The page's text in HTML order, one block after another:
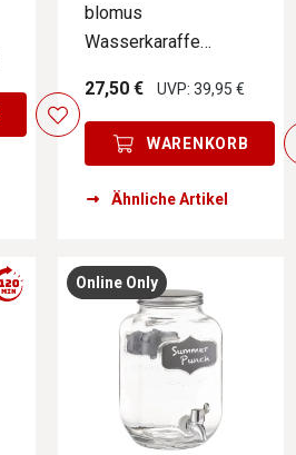
blomus
Wasserkaraffe
27,50 €
UVP: 39,95 €
WARENKORB
Ähnliche Artikel
Online Only